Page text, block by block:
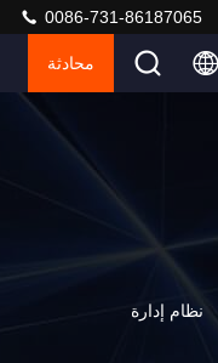
0086-731-86187065
محادثة
نظام إدارة